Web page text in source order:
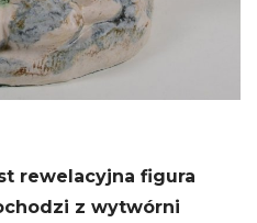
rewelacyjna figura
z wytwórni